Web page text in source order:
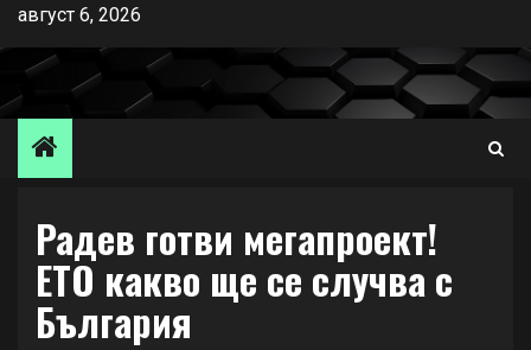
Skip
content
август 6, 2026
Радев готви мегапроект!
ЕТО какво ще се случва с
България